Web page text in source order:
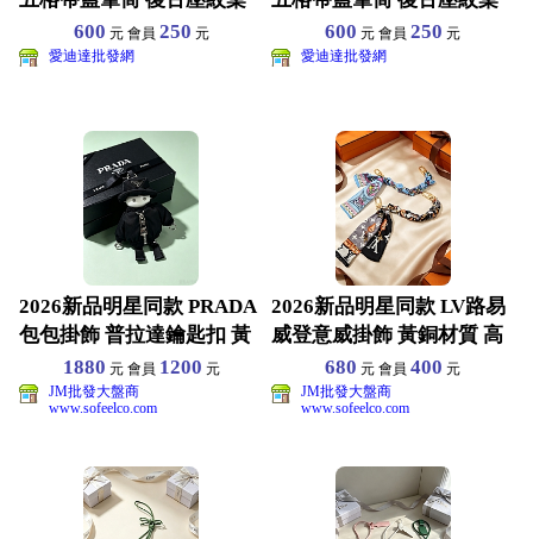
面置物盒 美妝刷眉筆收
600 元 會員 250 元
愛迪達批發網
面置物盒 美妝刷眉筆收
600 元 會員250 元
愛迪達批發網
2026新品明星同款 PRADA
包包掛飾 普拉達鑰匙扣 黃
銅材質 高端
1880 元 會員 1200 元
JM批發大盤商
www.sofeelco.com
2026新品明星同款 LV路易
威登意威掛飾 黃銅材質 高
端品質 包裝齊
680 元 會員400 元
JM批發大盤商
www.sofeelco.com